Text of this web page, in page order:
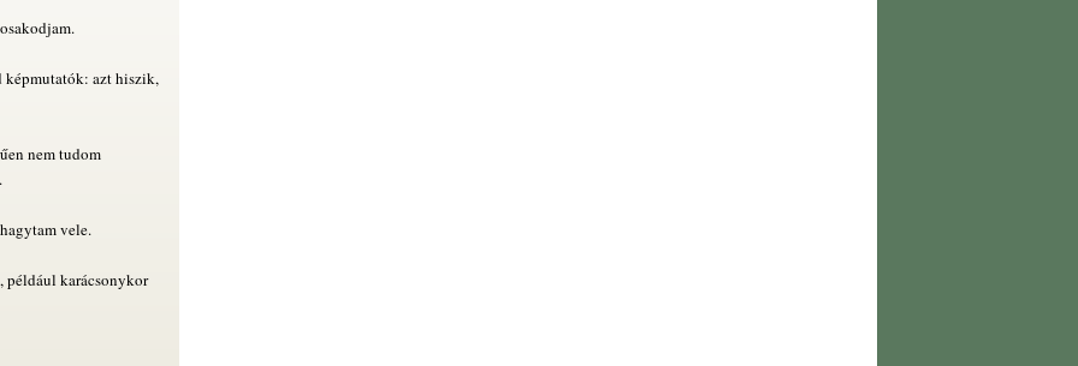
képmutatók: azt hiszik,
nem tudom
vele.
például karácsonykor